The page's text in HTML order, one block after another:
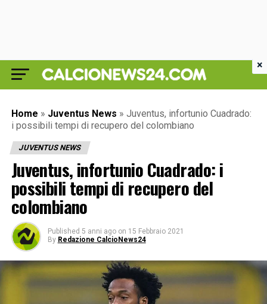
Home » Juventus News » Juventus, infortunio Cuadrado:
i possibili tempi di recupero del colombiano
JUVENTUS NEWS
Juventus, infortunio Cuadrado: i
possibili tempi di recupero del
colombiano
Published 5 anni ago on 15 Febbraio 2021
By Redazione CalcioNews24
×